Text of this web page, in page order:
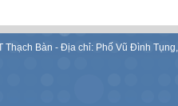
Bàn - Địa chỉ: Phố Vũ Đình